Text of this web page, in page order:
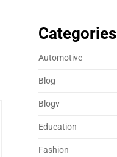
Categories
Automotive
Blog
Blogv
Education
Fashion